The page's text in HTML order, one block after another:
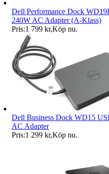
Dell Performance Dock
240W AC Adapter (A-Klass)
Pris:1 799 kr,Köp nu.
Dell Business Dock WD15
AC Adapter
Pris:1 299 kr,Köp nu.